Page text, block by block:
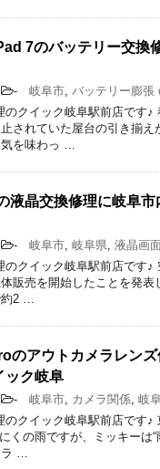
7のバッテリー交換
- 岐阜市, バッテリー膨張
のクイック岐阜駅前店です
されていた屋台の引き揃
を味わっ …
液晶交換修理に岐阜
- 岐阜市, 岐阜県, 液晶画
のクイック岐阜駅前店です
販売を開始したことを発
約2 …
のアウトカメラレン
ック岐阜
- 岐阜市, カメラ関係, 岐
のクイック岐阜駅前店です
くの雨ですが、ミッキーは
ラ …